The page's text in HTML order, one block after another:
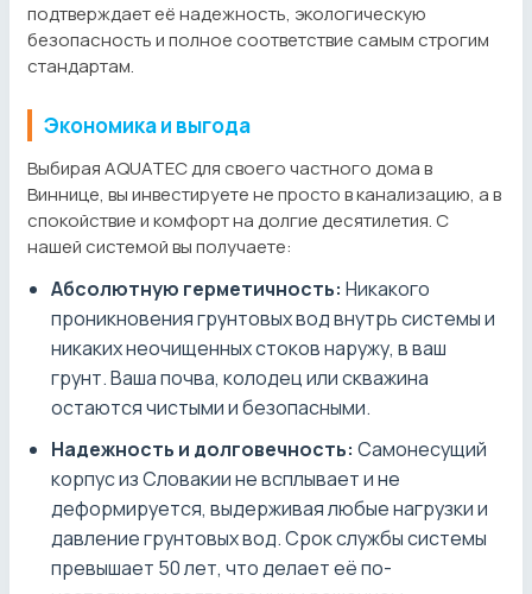
подтверждает её надежность, экологическую
безопасность и полное соответствие самым строгим
стандартам.
Экономика и выгода
Выбирая AQUATEC для своего частного дома в
Виннице, вы инвестируете не просто в канализацию, а в
спокойствие и комфорт на долгие десятилетия. С
нашей системой вы получаете:
Абсолютную герметичность: Никакого
проникновения грунтовых вод внутрь системы и
никаких неочищенных стоков наружу, в ваш
грунт. Ваша почва, колодец или скважина
остаются чистыми и безопасными.
Надежность и долговечность: Самонесущий
корпус из Словакии не всплывает и не
деформируется, выдерживая любые нагрузки и
давление грунтовых вод. Срок службы системы
превышает 50 лет, что делает её по-